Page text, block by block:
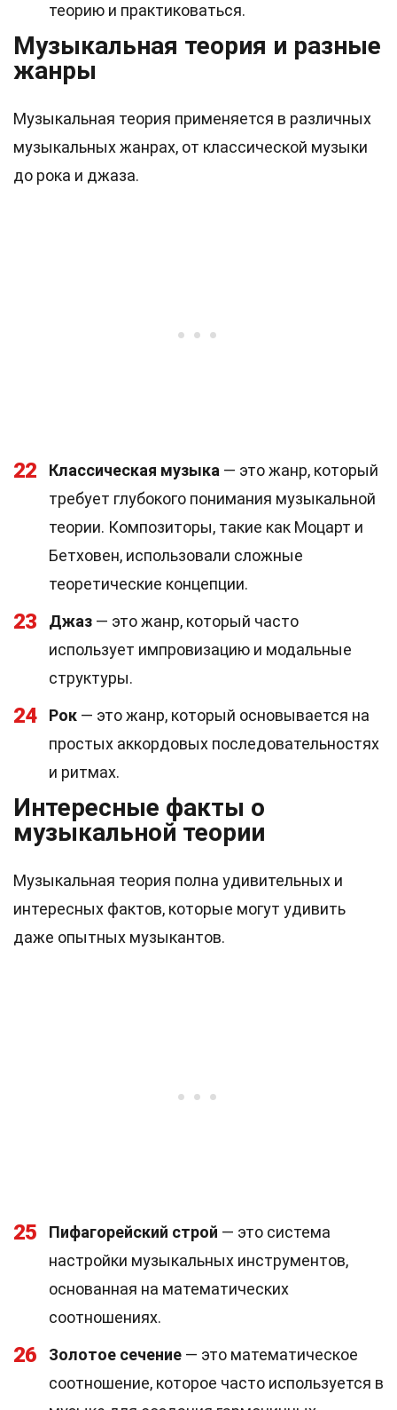
теорию и практиковаться.
Музыкальная теория и разные
жанры
Музыкальная теория применяется в различных
музыкальных жанрах, от классической музыки
до рока и джаза.
22 Классическая музыка — это жанр, который
требует глубокого понимания музыкальной
теории. Композиторы, такие как Моцарт и
Бетховен, использовали сложные
теоретические концепции.
23 Джаз — это жанр, который часто
использует импровизацию и модальные
структуры.
24 Рок — это жанр, который основывается на
простых аккордовых последовательностях
и ритмах.
Интересные факты о
музыкальной теории
Музыкальная теория полна удивительных и
интересных фактов, которые могут удивить
даже опытных музыкантов.
25 Пифагорейский строй — это система
настройки музыкальных инструментов,
основанная на математических
соотношениях.
26 Золотое сечение — это математическое
соотношение, которое часто используется в